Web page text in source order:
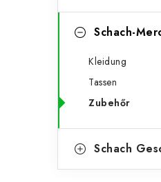
Schach-
Kleidung
Tassen
Zubehőr
Schach